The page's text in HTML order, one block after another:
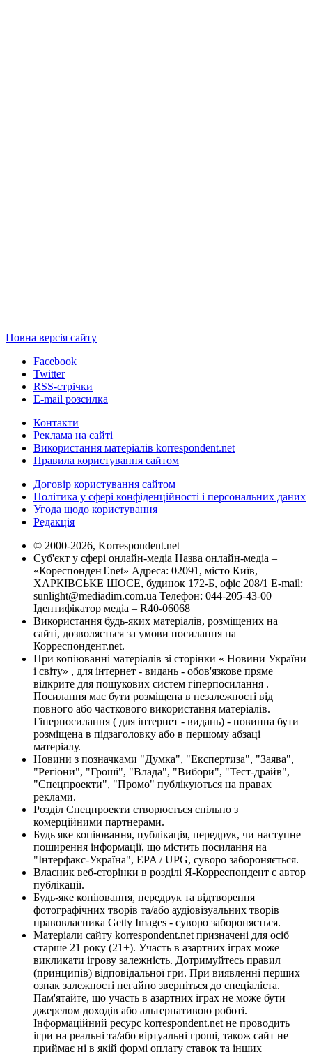
Повна версія сайту
Facebook
Twitter
RSS-стрічки
E-mail розсилка
Контакти
Реклама на сайті
Використання матеріалів korrespondent.net
Правила користування сайтом
Договір користування сайтом
Політика у сфері конфіденційності і персональних даних
Угода щодо користування
Редакція
© 2000-2026, Korrespondent.net
Суб'єкт у сфері онлайн-медіа Назва онлайн-медіа –
«КореспонденТ.net» Адреса: 02091, місто Київ,
ХАРКІВСЬКЕ ШОСЕ, будинок 172-Б, офіс 208/1 E-mail:
sunlight@mediadim.com.ua Телефон: 044-205-43-00
Ідентифікатор медіа – R40-06068
Використання будь-яких матеріалів, розміщених на
сайті, дозволяється за умови посилання на
Корреспондент.net.
При копіюванні матеріалів зі сторінки « Новини України
і світу» , для інтернет - видань - обов'язкове пряме
відкрите для пошукових систем гіперпосилання .
Посилання має бути розміщена в незалежності від
повного або часткового використання матеріалів.
Гіперпосилання ( для інтернет - видань) - повинна бути
розміщена в підзаголовку або в першому абзаці
матеріалу.
Новини з позначками "Думка", "Експертиза", "Заява",
"Регіони", "Гроші", "Влада", "Вибори", "Тест-драйв",
"Спецпроекти", "Промо" публікуються на правах
реклами.
Розділ Спецпроекти створюється спільно з
комерційними партнерами.
Будь яке копіювання, публікація, передрук, чи наступне
поширення інформації, що містить посилання на
"Інтерфакс-Україна", EPA / UPG, суворо забороняється.
Власник веб-сторінки в розділі Я-Корреспондент є автор
публікації.
Будь-яке копіювання, передрук та відтворення
фотографічних творів та/або аудіовізуальних творів
правовласника Getty Images - суворо забороняється.
Матеріали сайту korrespondent.net призначені для осіб
старше 21 року (21+). Участь в азартних іграх може
викликати ігрову залежність. Дотримуйтесь правил
(принципів) відповідальної гри. При виявленні перших
ознак залежності негайно зверніться до спеціаліста.
Пам'ятайте, що участь в азартних іграх не може бути
джерелом доходів або альтернативою роботі.
Інформаційний ресурс korrespondent.net не проводить
ігри на реальні та/або віртуальні гроші, також сайт не
приймає ні в якій формі оплату ставок та інших